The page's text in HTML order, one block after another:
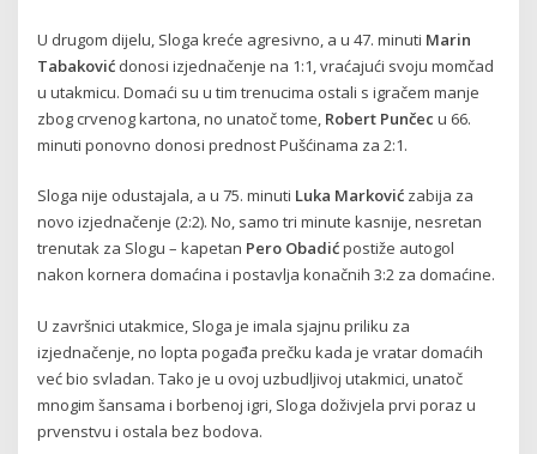
U drugom dijelu, Sloga kreće agresivno, a u 47. minuti Marin
Tabaković donosi izjednačenje na 1:1, vraćajući svoju momčad
u utakmicu. Domaći su u tim trenucima ostali s igračem manje
zbog crvenog kartona, no unatoč tome, Robert Punčec u 66.
minuti ponovno donosi prednost Pušćinama za 2:1.
Sloga nije odustajala, a u 75. minuti Luka Marković zabija za
novo izjednačenje (2:2). No, samo tri minute kasnije, nesretan
trenutak za Slogu – kapetan Pero Obadićpostiže autogol
nakon kornera domaćina i postavlja konačnih 3:2 za domaćine.
U završnici utakmice, Sloga je imala sjajnu priliku za
izjednačenje, no lopta pogađa prečku kada je vratar domaćih
već bio svladan. Tako je u ovoj uzbudljivoj utakmici, unatoč
mnogim šansama i borbenoj igri, Sloga doživjela prvi poraz u
prvenstvu i ostala bez bodova.